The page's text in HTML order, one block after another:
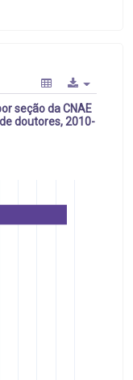
seção da CNAE
doutores, 2010-